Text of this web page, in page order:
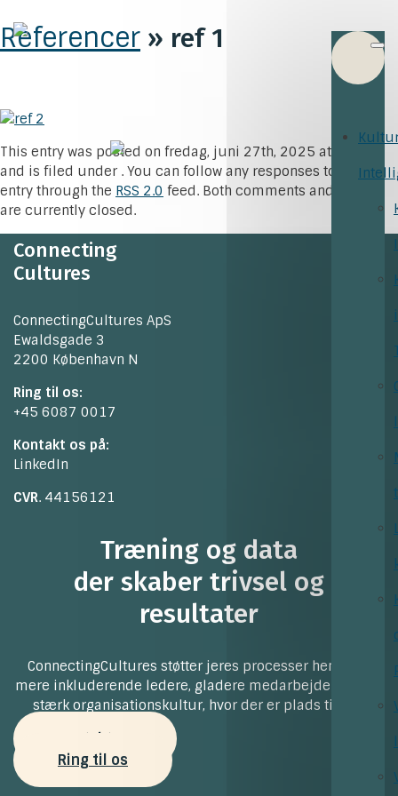
Referencer » ref 1
This entry was posted on fredag, juni 27th, 2025 at 10:43
and is filed under . You can follow any responses to this
entry through the RSS 2.0 feed. Both comments and pings
are currently closed.
Connecting
Cultures
ConnectingCultures ApS
Ewaldsgade 3
2200 København N
Ring til os:
+45 6087 0017
Kontakt os på:
LinkedIn
CVR. 44156121
Træning og data
der skaber trivsel og
resultater
ConnectingCultures støtter jeres processer henimod
mere inkluderende ledere, gladere medarbejdere og en
stærk organisationskultur, hvor der er plads til alle
Kontakt os
Ring til os